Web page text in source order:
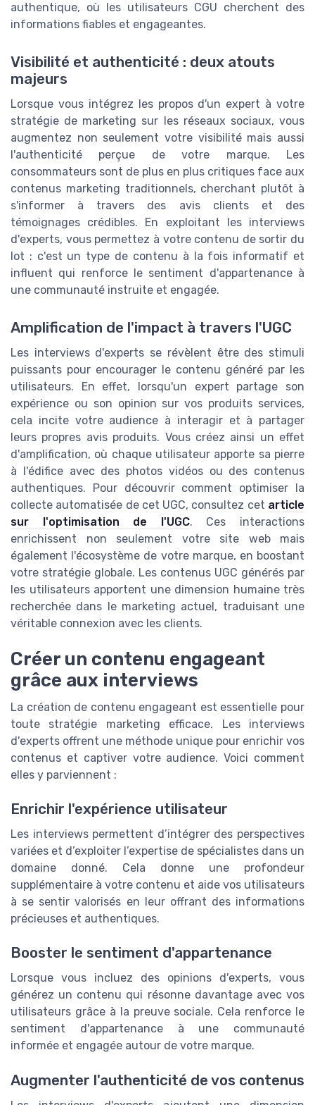
authentique, où les utilisateurs CGU cherchent des
informations fiables et engageantes.
Visibilité et authenticité : deux atouts
majeurs
Lorsque vous intégrez les propos d'un expert à votre
stratégie de marketing sur les réseaux sociaux, vous
augmentez non seulement votre visibilité mais aussi
l'authenticité perçue de votre marque. Les
consommateurs sont de plus en plus critiques face aux
contenus marketing traditionnels, cherchant plutôt à
s'informer à travers des avis clients et des
témoignages crédibles. En exploitant les interviews
d'experts, vous permettez à votre contenu de sortir du
lot : c'est un type de contenu à la fois informatif et
influent qui renforce le sentiment d'appartenance à
une communauté instruite et engagée.
Amplification de l'impact à travers l'UGC
Les interviews d'experts se révèlent être des stimuli
puissants pour encourager le contenu généré par les
utilisateurs. En effet, lorsqu'un expert partage son
expérience ou son opinion sur vos produits services,
cela incite votre audience à interagir et à partager
leurs propres avis produits. Vous créez ainsi un effet
d'amplification, où chaque utilisateur apporte sa pierre
à l'édifice avec des photos vidéos ou des contenus
authentiques. Pour découvrir comment optimiser la
collecte automatisée de cet UGC, consultez cet article
sur l'optimisation de l'UGC. Ces interactions
enrichissent non seulement votre site web mais
également l'écosystème de votre marque, en boostant
votre stratégie globale. Les contenus UGC générés par
les utilisateurs apportent une dimension humaine très
recherchée dans le marketing actuel, traduisant une
véritable connexion avec les clients.
Créer un contenu engageant
grâce aux interviews
La création de contenu engageant est essentielle pour
toute stratégie marketing efficace. Les interviews
d'experts offrent une méthode unique pour enrichir vos
contenus et captiver votre audience. Voici comment
elles y parviennent :
Enrichir l'expérience utilisateur
Les interviews permettent d’intégrer des perspectives
variées et d’exploiter l’expertise de spécialistes dans un
domaine donné. Cela donne une profondeur
supplémentaire à votre contenu et aide vos utilisateurs
à se sentir valorisés en leur offrant des informations
précieuses et authentiques.
Booster le sentiment d'appartenance
Lorsque vous incluez des opinions d'experts, vous
générez un contenu qui résonne davantage avec vos
utilisateurs grâce à la preuve sociale. Cela renforce le
sentiment d'appartenance à une communauté
informée et engagée autour de votre marque.
Augmenter l'authenticité de vos contenus